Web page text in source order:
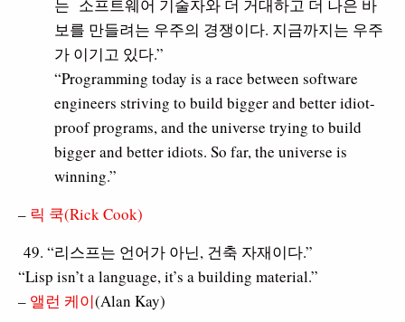
는 소프트웨어 기술자와 더 거대하고 더 나은 바
보를 만들려는 우주의 경쟁이다. 지금까지는 우주
가 이기고 있다.”
“Programming today is a race between software
engineers striving to build bigger and better idiot-
proof programs, and the universe trying to build
bigger and better idiots. So far, the universe is
winning.”
– 릭 쿡(Rick Cook)
49. “리스프는 언어가 아닌, 건축 자재이다.”
“Lisp isn’t a language, it’s a building material.”
– 앨런 케이(Alan Kay)